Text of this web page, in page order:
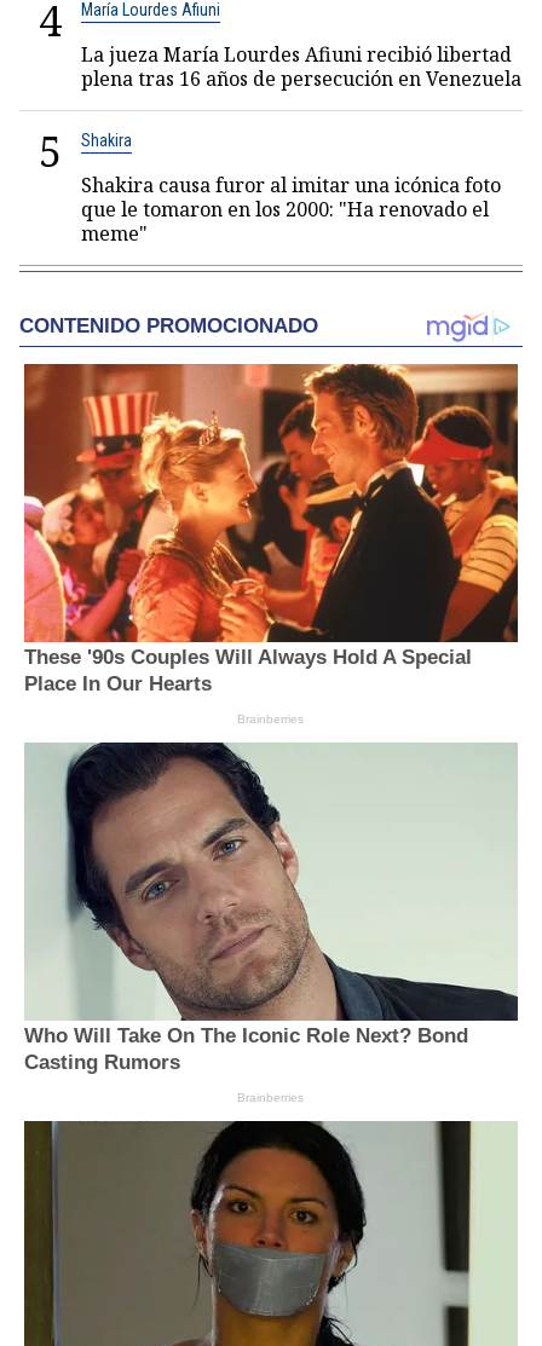
4 María Lourdes Afiuni
La jueza María Lourdes Afiuni recibió libertad
plena tras 16 años de persecución en Venezuela
5 Shakira
Shakira causa furor al imitar una icónica foto
que le tomaron en los 2000: "Ha renovado el
meme"